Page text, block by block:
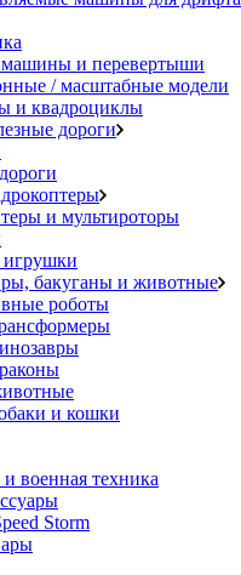
и перевертыши
/ масштабные модели
и квадроциклы
дороги
и мультироторы
бакуганы и животные
роботы
и кошки
военная техника
Storm